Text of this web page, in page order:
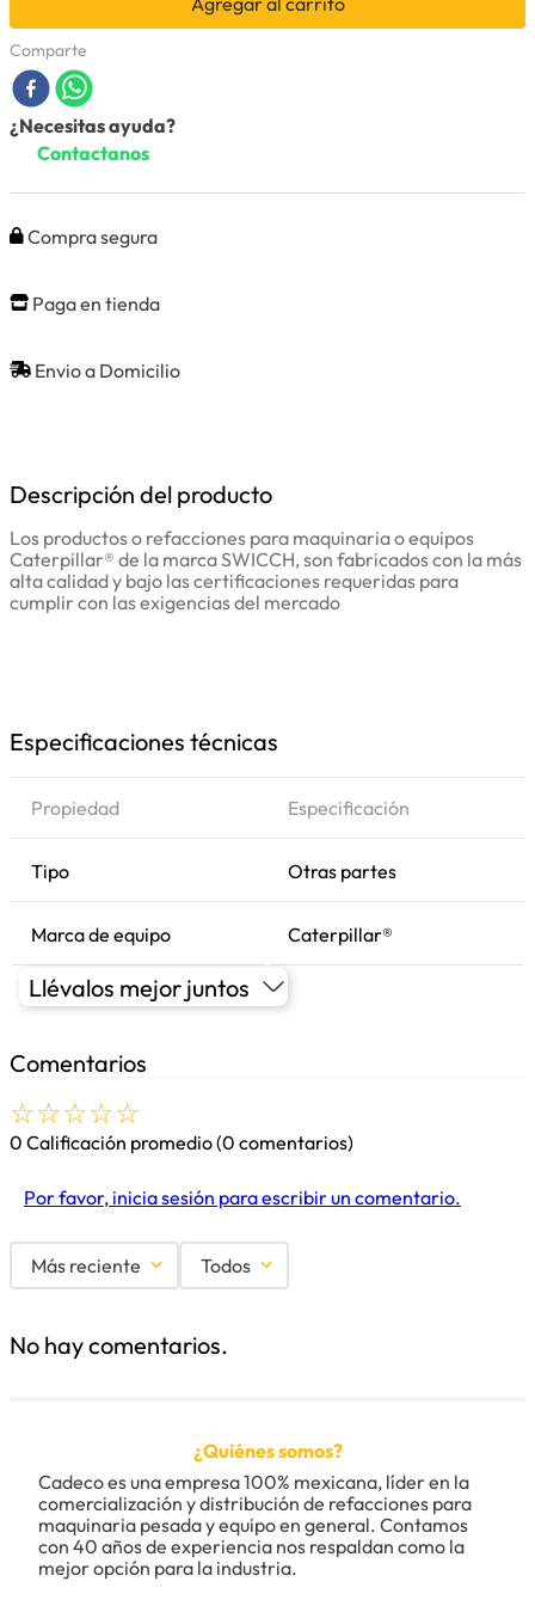
Comparte
¿Necesitas ayuda?
Contactanos
Compra segura
Paga en tienda
Envio a Domicilio
Descripción del producto
Los productos o refacciones para maquinaria o equipos
Caterpillar® de la marca SWICCH, son fabricados con la más
alta calidad y bajo las certificaciones requeridas para
cumplir con las exigencias del mercado
Especificaciones técnicas
Propiedad Especificación
Tipo Otras partes
Marca de equipo Caterpillar®
Llévalos mejor juntos
Comentarios
☆☆☆☆☆
0 Calificación promedio(0 comentarios)
Por favor, inicia sesión para escribir un comentario.
Más reciente Todos
No hay comentarios.
¿Quiénes somos?
Cadeco es una empresa 100% mexicana, líder en la
comercialización y distribución de refacciones para
maquinaria pesada y equipo en general. Contamos
con 40 años de experiencia nos respaldan como la
mejor opción para la industria.